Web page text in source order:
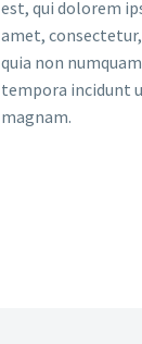
est, qui dolorem
amet,
quia non
tempora incidunt
magnam.